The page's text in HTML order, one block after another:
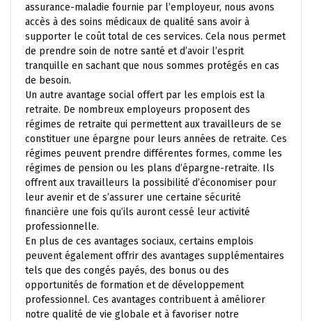
assurance-maladie fournie par l’employeur, nous avons
accès à des soins médicaux de qualité sans avoir à
supporter le coût total de ces services. Cela nous permet
de prendre soin de notre santé et d’avoir l’esprit
tranquille en sachant que nous sommes protégés en cas
de besoin.
Un autre avantage social offert par les emplois est la
retraite. De nombreux employeurs proposent des
régimes de retraite qui permettent aux travailleurs de se
constituer une épargne pour leurs années de retraite. Ces
régimes peuvent prendre différentes formes, comme les
régimes de pension ou les plans d’épargne-retraite. Ils
offrent aux travailleurs la possibilité d’économiser pour
leur avenir et de s’assurer une certaine sécurité
financière une fois qu’ils auront cessé leur activité
professionnelle.
En plus de ces avantages sociaux, certains emplois
peuvent également offrir des avantages supplémentaires
tels que des congés payés, des bonus ou des
opportunités de formation et de développement
professionnel. Ces avantages contribuent à améliorer
notre qualité de vie globale et à favoriser notre